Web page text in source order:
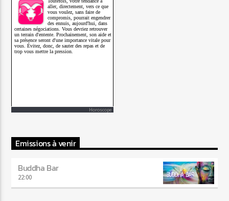
Horoscope
Emissions à venir
Buddha Bar
22:00